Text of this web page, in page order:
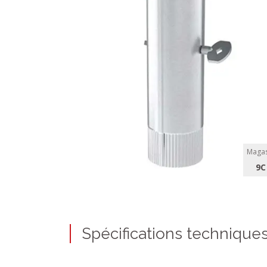
9C
Spécifications